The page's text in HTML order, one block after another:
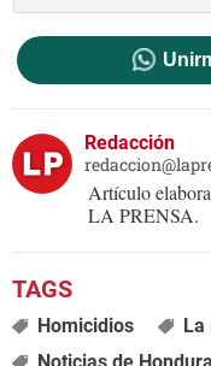
Redacción
Artículo
LA PRENSA.
Homicidios